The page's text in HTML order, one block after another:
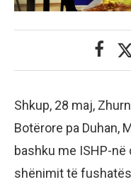
Shkup, 28 maj,
Botërore pa Duhan,
bashku me ISHP-në
shënimit të